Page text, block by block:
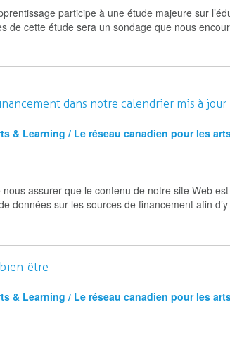
participe à une étude majeure sur
de cette étude sera un sondage que nous
dans notre calendrier mis à jour
& Learning / Le réseau canadien pour les
assurer que le contenu de notre site Web
données sur les sources de financement afin
bien-être
& Learning / Le réseau canadien pour les